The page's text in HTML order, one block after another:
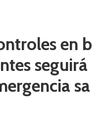
en b
seguirá
sa